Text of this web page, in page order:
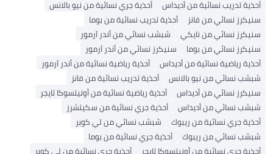
أحذية تدريب نسائية من أديداس
أحذية جري نسائية من نيو بالانس
سنيكرز نسائي من فانز
أحذية تدريب نسائية من بوما
سنيكرز نسائي من نايكي
شبشب نسائي من أندر آرمور
سنيكرز نسائي من بوما
سنيكرز نسائي من أندر آرمور
أحذية رياضية نسائية من أديداس
أحذية رياضية نسائية من أندر آرمور
شبشب نسائي من نيو بالانس
أحذية تدريب نسائية من فانز
سنيكرز نسائي من أديداس
أحذية رياضية نسائية من أونيتسوكا تايجر
شبشب نسائي من أديداس
أحذية جري نسائية من سكيتشرز
أحذية جري نسائية من ريبوك
شبشب نسائي من لي كوبر
شبشب نسائي من ريبوك
أحذية جري نسائية من بوما
أحذية جري نسائية من أونيتسوكا تايجر
أحذية جري نسائية من لي كوبر